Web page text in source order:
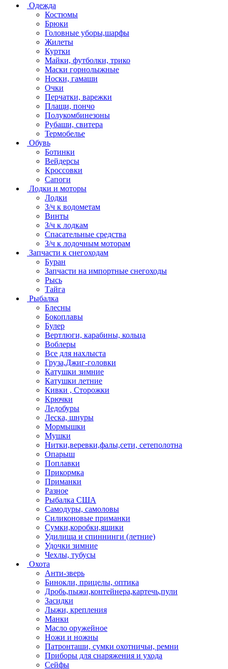
Одежда
Костюмы
Брюки
Головные уборы,шарфы
Жилеты
Куртки
Майки, футболки, трико
Маски горнолыжные
Носки, гамаши
Очки
Перчатки, варежки
Плащи, пончо
Полукомбинезоны
Рубаши, свитера
Термобелье
Обувь
Ботинки
Вейдерсы
Кроссовки
Сапоги
Лодки и моторы
Лодки
З/ч к водометам
Винты
З/ч к лодкам
Спасательные средства
З/ч к лодочным моторам
Запчасти к снегоходам
Буран
Запчасти на импортные снегоходы
Рысь
Тайга
Рыбалка
Блесны
Бокоплавы
Булер
Вертлюги, карабины, кольца
Воблеры
Все для нахлыста
Груза,Джиг-головки
Катушки зимние
Катушки летние
Кивки , Сторожки
Крючки
Ледобуры
Леска, шнуры
Мормышки
Мушки
Нитки,веревки,фалы,сети, сетеполотна
Опарыш
Поплавки
Прикормка
Приманки
Разное
Рыбалка США
Самодуры, самоловы
Силиконовые приманки
Сумки,коробки,ящики
Удилища и спиннинги (летние)
Удочки зимние
Чехлы, тубусы
Охота
Анти-зверь
Бинокли, прицелы, оптика
Дробь,пыжи,контейнера,картечь,пули
Засидки
Лыжи, крепления
Манки
Масло оружейное
Ножи и ножны
Патронташи, сумки охотничьи, ремни
Приборы для снаряжения и ухода
Сейфы